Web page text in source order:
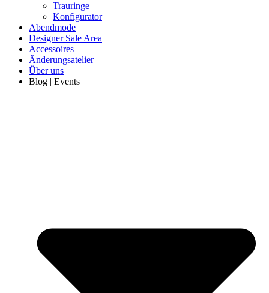
Trauringe
Konfigurator
Abendmode
Designer Sale Area
Accessoires
Änderungsatelier
Über uns
Blog | Events